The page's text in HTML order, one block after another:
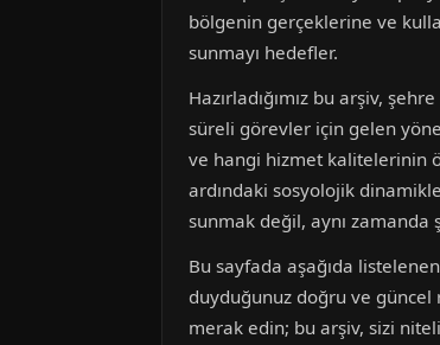
bölgenin gerçeklerine ve
sunmayı hedefler.
Hazırladığımız bu arşiv,
süreli görevler için gelen
ve hangi hizmet kalitelerinin
ardındaki sosyolojik
sunmak değil, aynı zamanda
Bu sayfada aşağıda
duyduğunuz doğru ve
merak edin; bu arşiv, sizi